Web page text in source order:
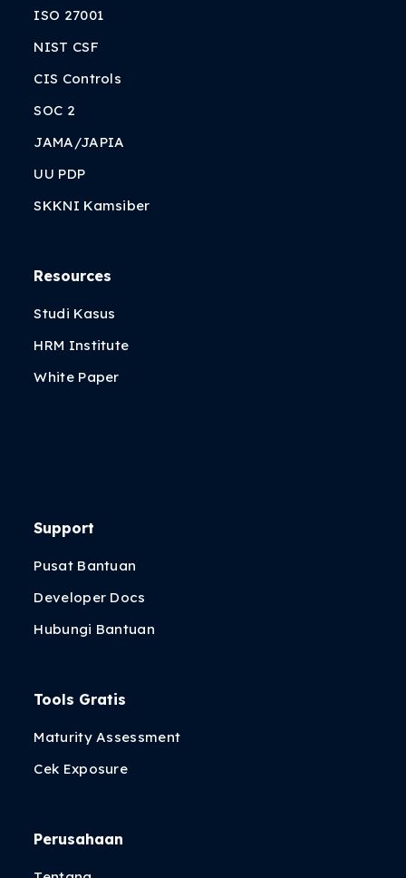
ISO 27001
NIST CSF
CIS Controls
SOC 2
JAMA/JAPIA
UU PDP
SKKNI Kamsiber
Resources
Studi Kasus
HRM Institute
White Paper
Support
Pusat Bantuan
Developer Docs
Hubungi Bantuan
Tools Gratis
Maturity Assessment
Cek Exposure
Perusahaan